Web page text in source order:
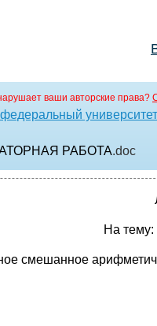
ваши авторские права?
РАБОТА.doc
На
смешанное